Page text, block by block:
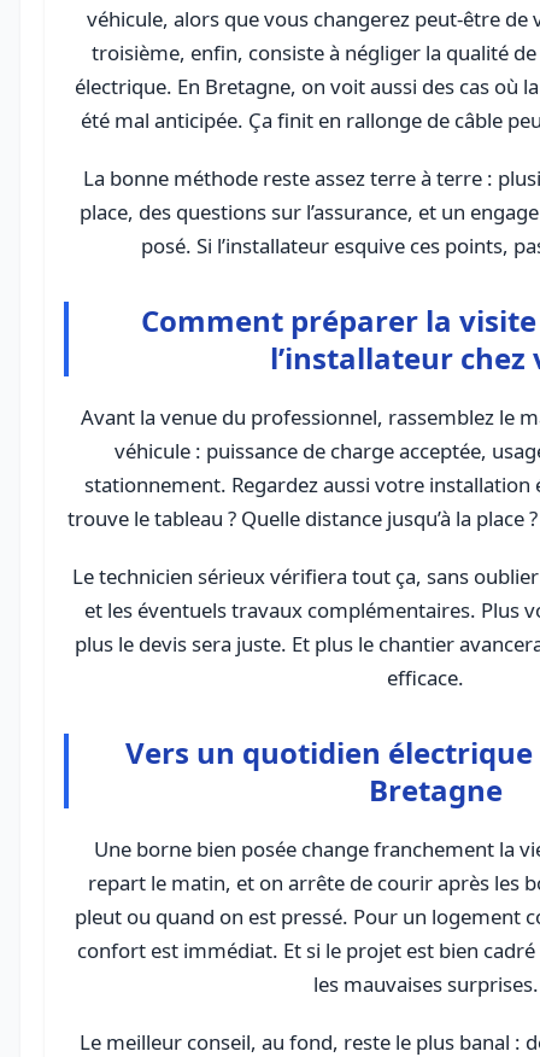
véhicule, alors que vous changerez peut-être de
troisième, enfin, consiste à négliger la qualité de
électrique. En Bretagne, on voit aussi des cas où
été mal anticipée. Ça finit en rallonge de câble
La bonne méthode reste assez terre à terre :
place, des questions sur l’assurance, et un
posé. Si l’installateur esquive ces points,
Comment préparer la
l’installateur chez
Avant la venue du professionnel, rassemblez le
véhicule : puissance de charge acceptée,
stationnement. Regardez aussi votre installation
trouve le tableau ? Quelle distance jusqu’à la place
Le technicien sérieux vérifiera tout ça, sans
et les éventuels travaux complémentaires. Plus
plus le devis sera juste. Et plus le chantier
efficace.
Vers un quotidien
Bretagne
Une borne bien posée change franchement la
repart le matin, et on arrête de courir après les
pleut ou quand on est pressé. Pour un logement
confort est immédiat. Et si le projet est bien
les mauvaises surprises.
Le meilleur conseil, au fond, reste le plus banal :